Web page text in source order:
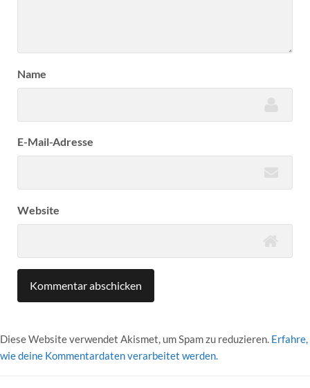
Name
E-Mail-Adresse
Website
Diese Website verwendet Akismet, um Spam zu reduzieren. Erfahre,
wie deine Kommentardaten verarbeitet werden.